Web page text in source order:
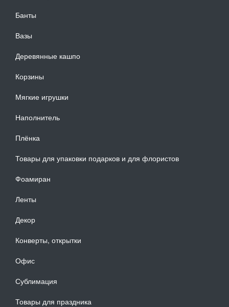
Банты
Вазы
Деревянные кашпо
Корзины
Мягкие игрушки
Наполнитель
Плёнка
Товары для упаковки подарков и для флористов
Фоамиран
Ленты
Декор
Конверты, открытки
Офис
Сублимация
Товары для праздника